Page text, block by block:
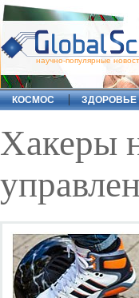
научно-популярные
КОСМОС ЗДОРОВЬЕ
Хакеры